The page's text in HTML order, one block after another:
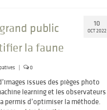
10
OCT 2022
public
la faune
| 0
issues des pièges photo
learning et les observateurs
permis d’optimiser la méthode.